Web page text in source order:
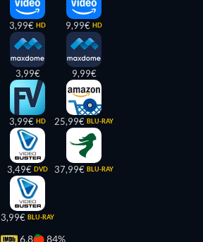
3,99€ HD
3,99€
3,99€ HD
3,49€ DVD
3,99€ BLU-RAY
9,99€ HD
9,99€
25,99€ BLU-RAY
37,99€ BLU-RAY
6.8
84%